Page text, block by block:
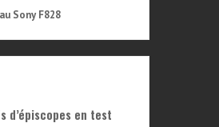
Sony F828
d’épiscopes en test